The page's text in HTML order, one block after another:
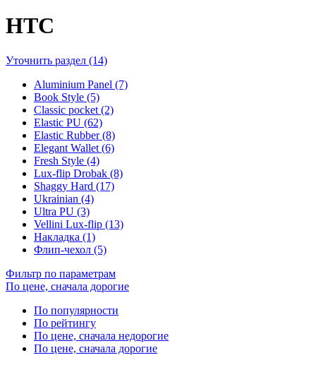
HTC
Уточнить раздел (14)
Aluminium Panel (7)
Book Style (5)
Classic pocket (2)
Elastic PU (62)
Elastic Rubber (8)
Elegant Wallet (6)
Fresh Style (4)
Lux-flip Drobak (8)
Shaggy Hard (17)
Ukrainian (4)
Ultra PU (3)
Vellini Lux-flip (13)
Накладка (1)
Флип-чехол (5)
Фильтр по параметрам
По цене, сначала дорогие
По популярности
По рейтингу
По цене, сначала недорогие
По цене, сначала дорогие